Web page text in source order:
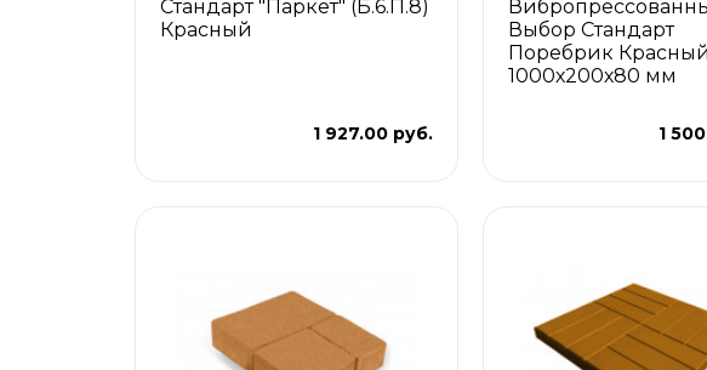
Стандарт "Паркет" (Б.6.П.8)
Красный
1 927.00 руб.
Выбор Стандарт
Поребрик Красный
1000х200х80 мм
1